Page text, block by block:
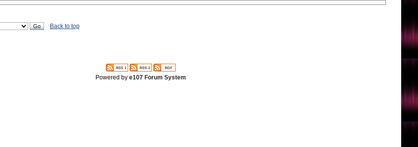
Back to top
Powered by e107 Forum System